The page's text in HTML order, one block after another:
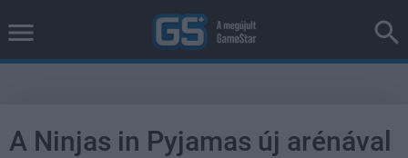
A Ninjas in Pyjamas új arénával